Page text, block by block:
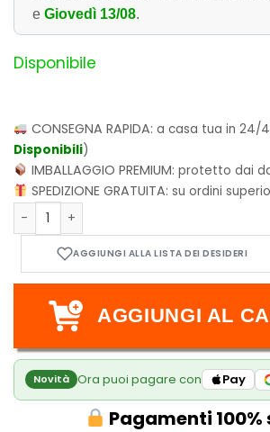
e Giovedì 13/08.
Disponibile
CONSEGNA RAPIDA:a casa tua in 24/
Disponibili)
IMBALLAGGIO PREMIUM:protetto dai
SPEDIZIONE GRATUITA:su ordini
Funko POP! Rocks: New Jeans - Hanni
AGGIUNGI AL
Novità Ora puoi pagare con Pay
Pagamenti